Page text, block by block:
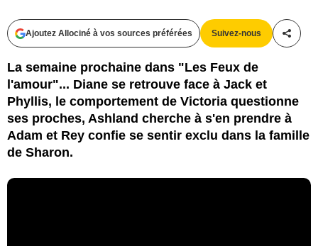
Ajoutez Allociné à vos sources préférées Suivez-nous
La semaine prochaine dans "Les Feux de
l'amour"... Diane se retrouve face à Jack et
Phyllis, le comportement de Victoria questionne
ses proches, Ashland cherche à s'en prendre à
Adam et Rey confie se sentir exclu dans la famille
de Sharon.